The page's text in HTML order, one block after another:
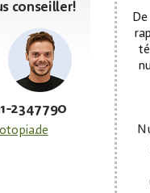
conseiller!
2347790